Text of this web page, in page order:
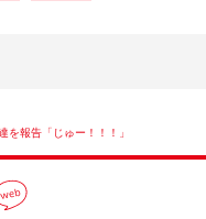
を報告「じゅー！！！」